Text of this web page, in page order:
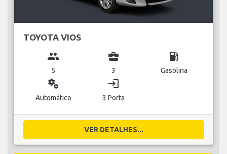
TOYOTA VIOS
group
5
business_center
3
local_gas_station
Gasolina
miscellaneous_services
Automático
login
3 Porta
VER DETALHES...